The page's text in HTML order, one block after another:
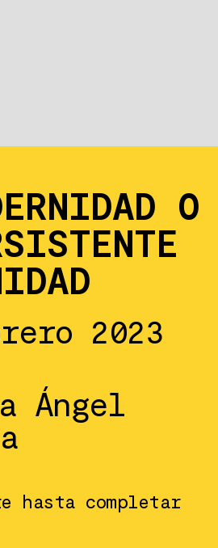
O
2023
Ángel
hasta completar